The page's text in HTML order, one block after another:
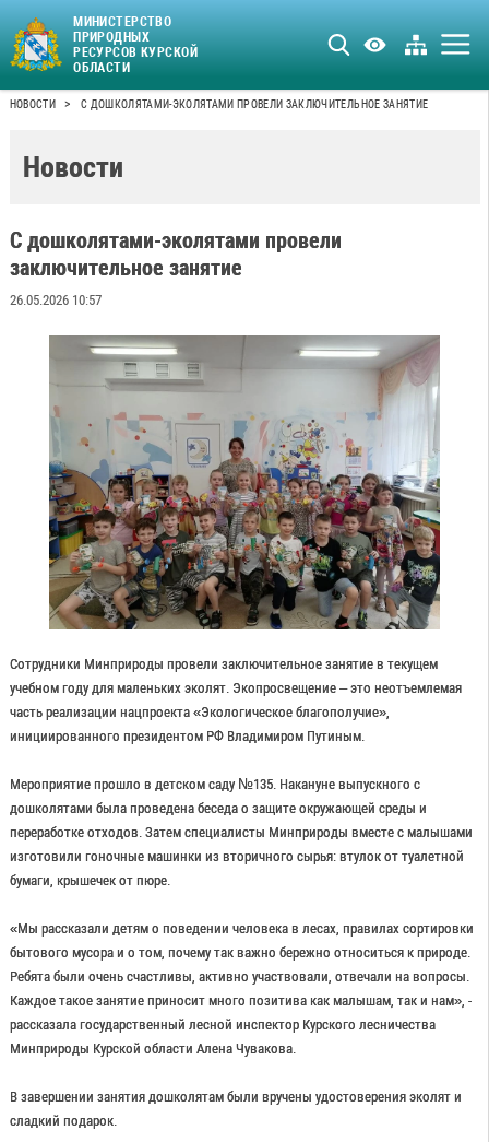
МИНИСТЕРСТВО
ПРИРОДНЫХ
РЕСУРСОВ КУРСКОЙ
ОБЛАСТИ
НОВОСТИ > С ДОШКОЛЯТАМИ-ЭКОЛЯТАМИ ПРОВЕЛИ ЗАКЛЮЧИТЕЛЬНОЕ ЗАНЯТИЕ
Новости
С дошколятами-эколятами провели
заключительное занятие
26.05.2026 10:57
Сотрудники Минприроды провели заключительное занятие в текущем
учебном году для маленьких эколят. Экопросвещение – это неотъемлемая
часть реализации нацпроекта «Экологическое благополучие»,
инициированного президентом РФ Владимиром Путиным.
Мероприятие прошло в детском саду №135. Накануне выпускного с
дошколятами была проведена беседа о защите окружающей среды и
переработке отходов. Затем специалисты Минприроды вместе с малышами
изготовили гоночные машинки из вторичного сырья: втулок от туалетной
бумаги, крышечек от пюре.
«Мы рассказали детям о поведении человека в лесах, правилах сортировки
бытового мусора и о том, почему так важно бережно относиться к природе.
Ребята были очень счастливы, активно участвовали, отвечали на вопросы.
Каждое такое занятие приносит много позитива как малышам, так и нам», -
рассказала государственный лесной инспектор Курского лесничества
Минприроды Курской области Алена Чувакова.
В завершении занятия дошколятам были вручены удостоверения эколят и
сладкий подарок.